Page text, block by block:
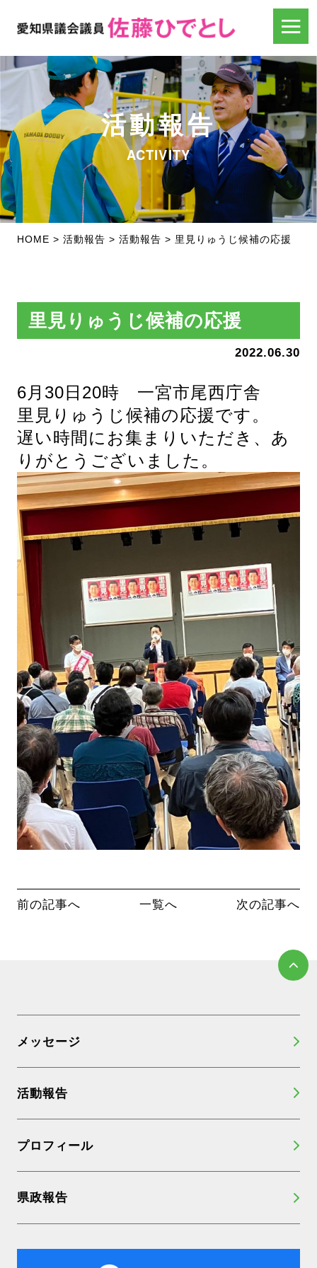
活動報告
ACTIVITY
HOME > 活動報告 > 活動報告 > 里見りゅうじ候補の応援
里見りゅうじ候補の応援
2022.06.30
6月30日20時 一宮市尾西庁舎
里見りゅうじ候補の応援です。
遅い時間にお集まりいただき、あ
りがとうございました。
前の記事へ 一覧へ 次の記事へ
メッセージ
活動報告
プロフィール
県政報告